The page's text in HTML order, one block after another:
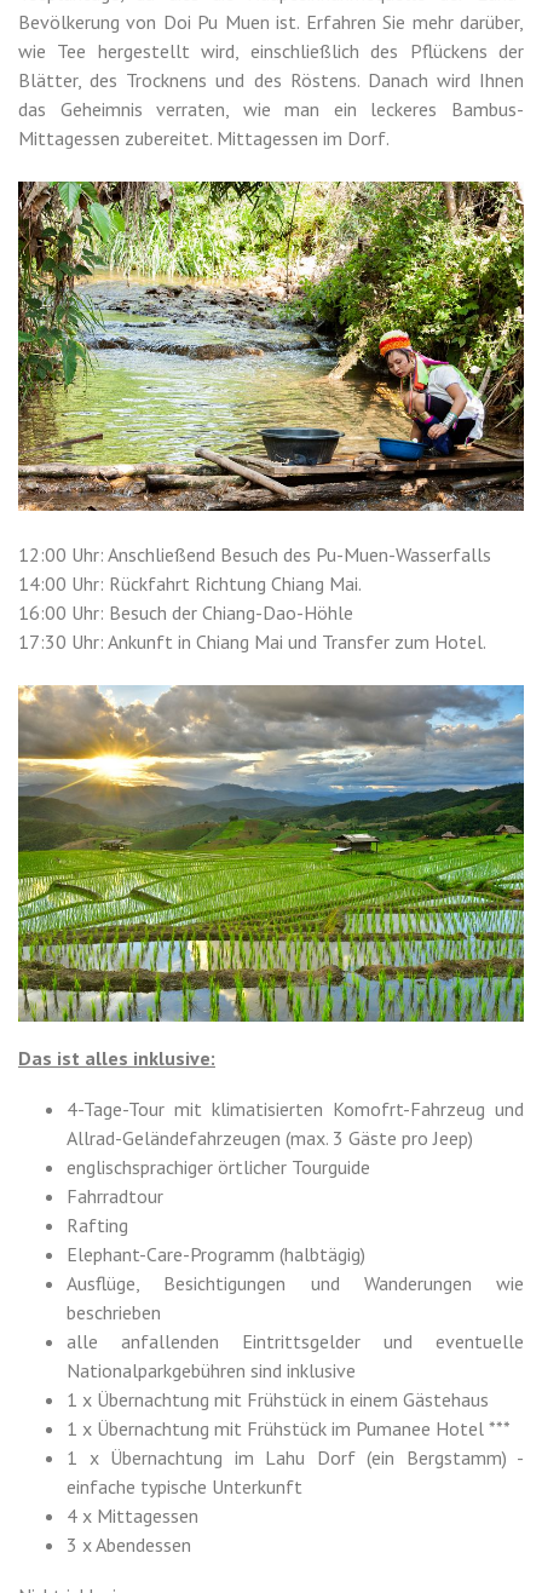
Bevölkerung von Doi Pu Muen ist. Erfahren Sie mehr darüber,
wie Tee hergestellt wird, einschließlich des Pflückens der
Blätter, des Trocknens und des Röstens. Danach wird Ihnen
das Geheimnis verraten, wie man ein leckeres Bambus-
Mittagessen zubereitet. Mittagessen im Dorf.
12:00 Uhr: Anschließend Besuch des Pu-Muen-Wasserfalls
14:00 Uhr: Rückfahrt Richtung Chiang Mai.
16:00 Uhr: Besuch der Chiang-Dao-Höhle
17:30 Uhr: Ankunft in Chiang Mai und Transfer zum Hotel.
Das ist alles inklusive:
4-Tage-Tour mit klimatisierten Komofrt-Fahrzeug und
Allrad-Geländefahrzeugen (max. 3 Gäste pro Jeep)
englischsprachiger örtlicher Tourguide
Fahrradtour
Rafting
Elephant-Care-Programm (halbtägig)
Ausflüge, Besichtigungen und Wanderungen wie
beschrieben
alle anfallenden Eintrittsgelder und eventuelle
Nationalparkgebühren sind inklusive
1 x Übernachtung mit Frühstück in einem Gästehaus
1 x Übernachtung mit Frühstück im Pumanee Hotel ***
1 x Übernachtung im Lahu Dorf (ein Bergstamm) -
einfache typische Unterkunft
4 x Mittagessen
3 x Abendessen